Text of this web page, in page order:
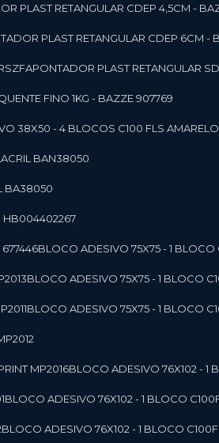
PLAST RETANGULAR CDEP 4,5CM -
PLAST RETANGULAR CDEP 6CM -
APONTADOR PLAST RETANGULAR
FINO 1KG - BAZZE 907769
38X50 - 4 BLOCOS C100 FLS
BAN38050
BA38050
HB004402267
677446 BLOCO ADESIVO 75X75 - 1
BLOCO ADESIVO 75X75 - 1 BLOCO
BLOCO ADESIVO 75X75 - 1 BLOCO
MP2016 BLOCO ADESIVO 76X102 -
BLOCO ADESIVO 76X102 - 1 BLOCO
BLOCO ADESIVO 76X102 - 1 BLOCO